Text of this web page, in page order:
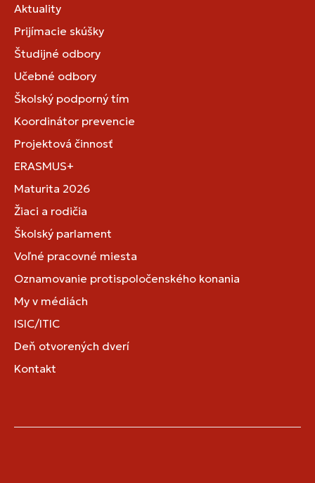
Aktuality
Prijímacie skúšky
Študijné odbory
Učebné odbory
Školský podporný tím
Koordinátor prevencie
Projektová činnosť
ERASMUS+
Maturita 2026
Žiaci a rodičia
Školský parlament
Voľné pracovné miesta
Oznamovanie protispoločenského konania
My v médiách
ISIC/ITIC
Deň otvorených dverí
Kontakt